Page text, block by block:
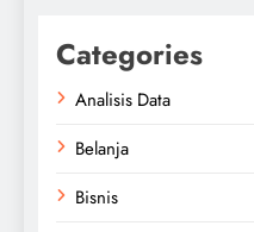
Categories
Analisis Data
Belanja
Bisnis